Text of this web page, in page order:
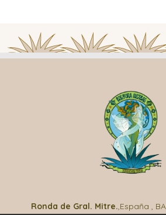
Ronda de Gral. Mitre.,España ,